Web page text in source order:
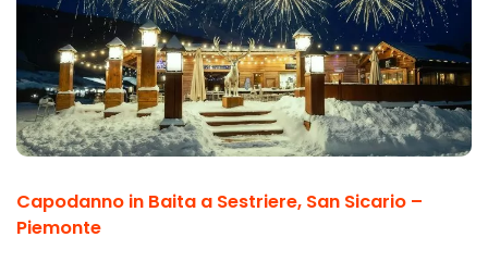
Capodanno in Baita a Sestriere, San Sicario –
Piemonte